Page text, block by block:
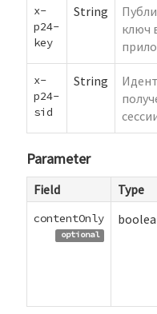
x-
p24-
key
String
ключ
x-
p24-
sid
String
Parameter
Field Type
contentOnly
optional